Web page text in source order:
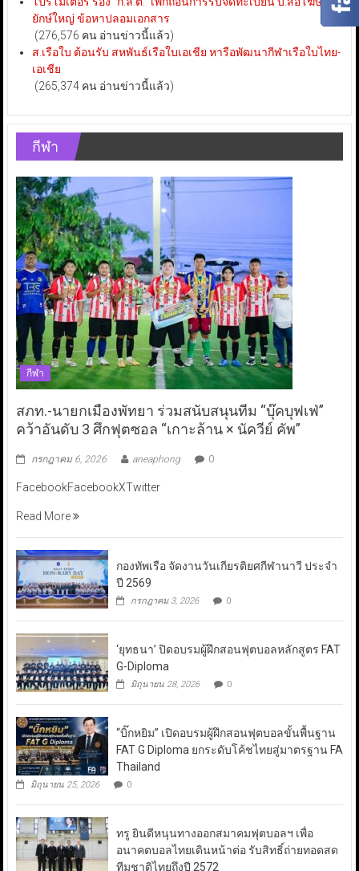
ยักษ์ใหญ่ ข้อหาปลอมเอกสาร
(276,576 คน อ่านข่าวนี้แล้ว)
ส.เรือใบ ต้อนรับ สหพันธ์เรือใบเอเชีย หารือพัฒนากีฬาเรือใบไทย-
เอเชีย
(265,374 คน อ่านข่าวนี้แล้ว)
กีฬา
กีฬา
สภท.-นายกเมืองพัทยา ร่วมสนับสนุนทีม “บุ๊คบุฟเฟ่”
คว้าอันดับ 3 ศึกฟุตซอล “เกาะล้าน × นัควีย์ คัพ”
กรกฎาคม 6, 2026 aneaphong 0
FacebookFacebookXTwitter
Read More
กองทัพเรือ จัดงานวันเกียรติยศกีฬานาวี ประจำ
ปี 2569
กรกฎาคม 3, 2026 0
‘ยุทธนา’ ปิดอบรมผู้ฝึกสอนฟุตบอลหลักสูตร FAT
G-Diploma
มิถุนายน 28, 2026 0
“บิ๊กหยิม” เปิดอบรมผู้ฝึกสอนฟุตบอลขั้นพื้นฐาน
FAT G Diploma ยกระดับโค้ชไทยสู่มาตรฐาน FA
Thailand
มิถุนายน 25, 2026 0
ทรู ยินดีหนุนทางออกสมาคมฟุตบอลฯ เพื่อ
อนาคตบอลไทยเดินหน้าต่อ รับสิทธิ์ถ่ายทอดสด
ทีมชาติไทยถึงปี 2572